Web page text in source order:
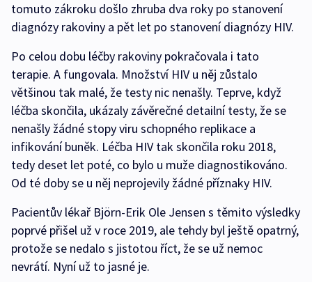
tomuto zákroku došlo zhruba dva roky po stanovení
diagnózy rakoviny a pět let po stanovení diagnózy HIV.
Po celou dobu léčby rakoviny pokračovala i tato
terapie. A fungovala. Množství HIV u něj zůstalo
většinou tak malé, že testy nic nenašly. Teprve, když
léčba skončila, ukázaly závěrečné detailní testy, že se
nenašly žádné stopy viru schopného replikace a
infikování buněk. Léčba HIV tak skončila roku 2018,
tedy deset let poté, co bylo u muže diagnostikováno.
Od té doby se u něj neprojevily žádné příznaky HIV.
Pacientův lékař Björn-Erik Ole Jensen s těmito výsledky
poprvé přišel už v roce 2019, ale tehdy byl ještě opatrný,
protože se nedalo s jistotou říct, že se už nemoc
nevrátí. Nyní už to jasné je.